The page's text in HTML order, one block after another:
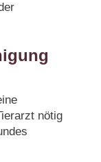
nötig